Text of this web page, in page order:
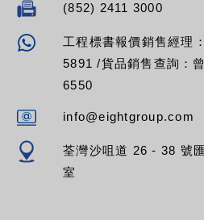
(852) 2411 3000
工程標書報價銷售經理
5891 /貨品銷售查詢：
6550
info@eightgroup.com
荃灣沙咀道 26 - 38 號
室